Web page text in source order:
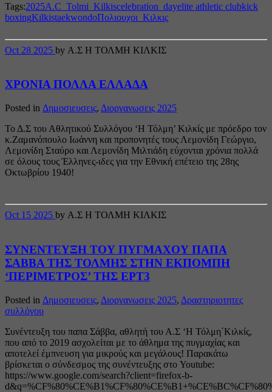
Tags:2025A.C_Tolmi_Kilkiscelebration_dayelite athletic clubkick
boxingKilkistaekwondoΠολιουχοι_Κιλκις
Oct 28 2025 by Α.Σ Η ΤΟΛΜΗ ΚΙΛΚΙΣ
ΧΡΟΝΙΑ ΠΟΛΛΑ ΕΛΛΑΔΑ
Posted in Δημοσιευσεις, Διοργανωσεις 2025
Το Δ.Σ του Αθλητικού Συλλόγου ‘Η Τόλμη’ Κιλκίς με πρόεδρο τον
κ.Ζαμανόπουλο Ιωάννη και προπονητές τους Λεμονίδη Γεώργιο,
Λεμονίδη Σταύρο και Λεμονίδη Μιλτιάδη εύχονται χρόνια πολλά
σε όλους τους Έλληνες-ιδες για την Εθνική επέτειο της 28ης
Οκτωβρίου 1940!
Oct 15 2025 by Α.Σ Η ΤΟΛΜΗ ΚΙΛΚΙΣ
ΣΥΝΕΝΤΕΥΞΗ ΤΟΥ ΠΥΓΜΑΧΟΥ ΠΑΠΑ
ΣΑΒΒΑ ΤΗΣ ΤΟΛΜΗΣ ΣΤΗΝ ΕΚΠΟΜΠΗ
‘ΠΕΡΙΜΕΤΡΟΣ’ ΤΗΣ ΕΡΤ3
Posted in Δημοσιευσεις, Διοργανωσεις 2025, Δραστηριοτητες
συλλόγου
Συνέντευξη του παπα Σάββα, αθλητή του Α.Σ ‘Η Τόλμη΄Κιλκίς,
που από το 2019 ασχολείται με το άθλημα της πυγμαχίας και
αποτελεί έμπνευση για μικρούς και μεγάλους! Παρακάτω
βρίσκεται ο σύνδεσμος της συνέντευξης στο Youtube:
https://www.google.com/search?client=firefox-b-